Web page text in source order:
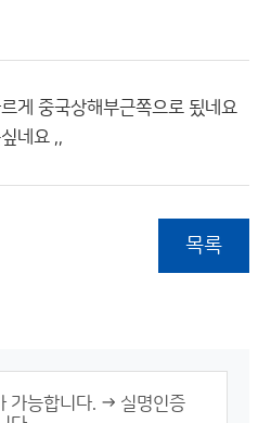
게 중국상해부근쪽으로 됬네요
네요 ,,
목록